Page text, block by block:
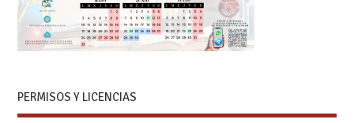
PERMISOS Y LICENCIAS